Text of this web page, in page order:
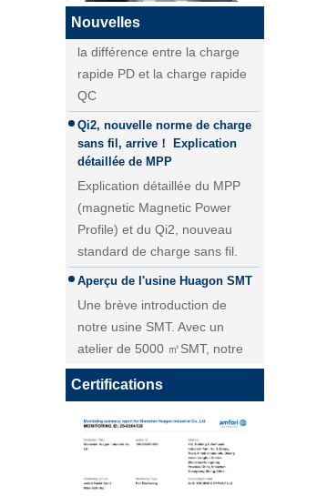
QI2
Module de charge sans fil 25W
QI2 Chargeur sans fil - Copie -
JCJW30
Nouvelles
QC
la différence entre la charge
rapide PD et la charge rapide
QC
Qi2, nouvelle norme de charge
sans fil, arrive！ Explication
détaillée de MPP
Explication détaillée du MPP
(magnetic Magnetic Power
Profile) et du Qi2, nouveau
standard de charge sans fil.
Aperçu de l'usine Huagon SMT
Une brève introduction de
notre usine SMT. Avec un
atelier de 5000 ㎡SMT, notre
livraison quotidienne pour le
module PCBA atteint plus de 40
000 pièces.
Personnalisation du module de
charge sans fil Huagon solution
de charge sans fil unique
Personnalisation du module de
Certifications